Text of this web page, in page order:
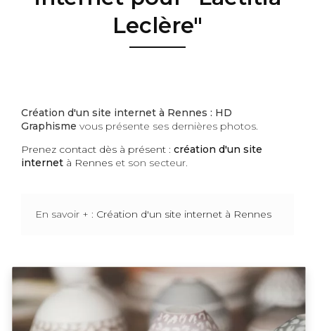
Leclère"
Création d'un site internet à Rennes : HD
Graphisme vous présente ses dernières photos.
Prenez contact dès à présent : création d'un site
internet à Rennes et son secteur.
En savoir + : Création d'un site internet à Rennes